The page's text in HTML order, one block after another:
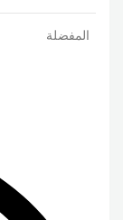
المفضلة